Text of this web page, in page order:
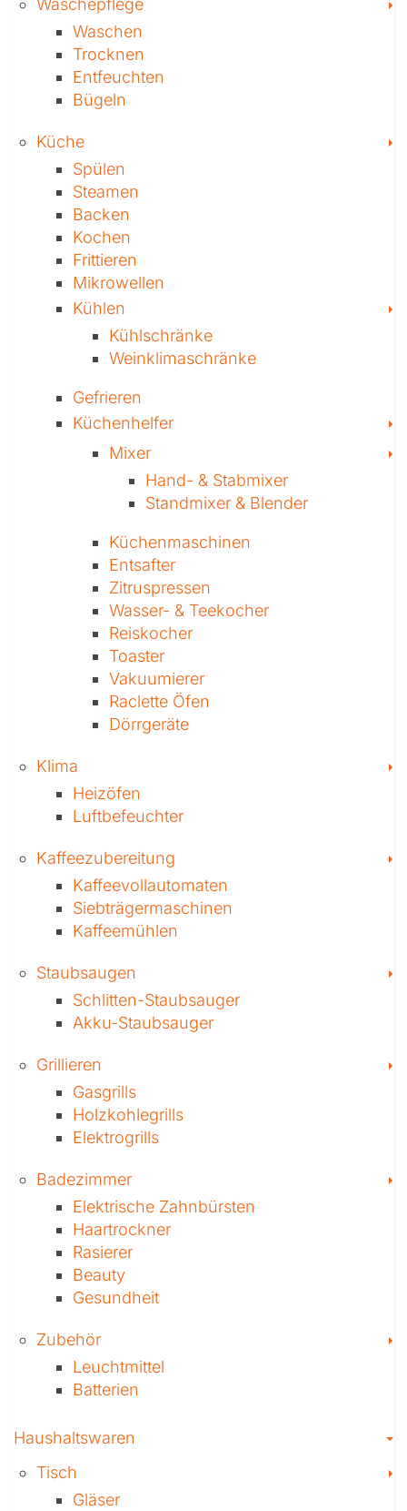
Wäschepflege
Waschen
Trocknen
Ent­feuch­ten
Bügeln
Küche
Spülen
Steamen
Backen
Kochen
Frittieren
Mikrowellen
Kühlen
Kühl­schränke
Weinklima­schränke
Gefrieren
Küchenhelfer
Mixer
Hand- & ­Stabmixer
Stand­mixer & Blender
Küchen­maschinen
Entsafter
Zitruspressen
Wasser-­ & Teekocher
Reiskocher
Toaster
Vakuumierer
Raclette Öfen
Dörrgeräte
Klima
Heizöfen
Luftbefeuchter
Kaffee­zubereitung
Kaffeevollautomaten
Siebträgermaschinen
Kaffeemühlen
Staubsaugen
Schlitten-Staubsauger
Akku-Staubsauger
Grillieren
Gasgrills
Holzkohlegrills
Elektrogrills
Badezimmer
Elektrische Zahnbürsten
Haartrockner
Rasierer
Beauty
Gesundheit
Zubehör
Leuchtmittel
Batterien
Haushaltswaren
Tisch
Gläser